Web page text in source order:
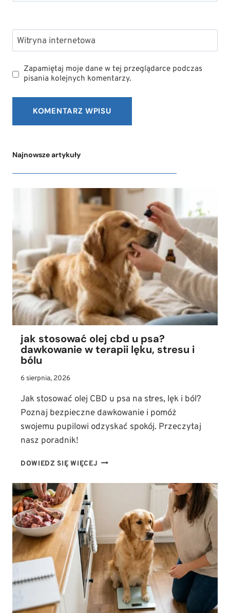
Witryna internetowa
Zapamiętaj moje dane w tej przeglądarce podczas
pisania kolejnych komentarzy.
Najnowsze artykuły
jak stosować olej cbd u psa?
dawkowanie w terapii lęku, stresu i
bólu
6 sierpnia, 2026
Jak stosować olej CBD u psa na stres, lęk i ból?
Poznaj bezpieczne dawkowanie i pomóż
swojemu pupilowi odzyskać spokój. Przeczytaj
nasz poradnik!
DOWIEDZ SIĘ WIĘCEJ JAK
OLEJ
DAWKOWANIE
W
TERAPII
LĘKU,
STRESU
BÓLU